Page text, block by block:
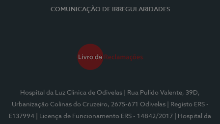
COMUNICAÇÃO DE IRREGULARIDADES
Hospital da Luz Clínica de Odivelas
| Rua Pulido Valente, 39D,
Urbanização Colinas do Cruzeiro, 2675-671 Odivelas
| Registo ERS -
E137994
| Licença de Funcionamento ERS - 14842/2017
| Hospital da